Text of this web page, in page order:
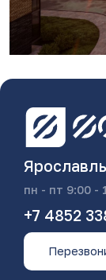
пн - пт 9:00 -
+7 4852